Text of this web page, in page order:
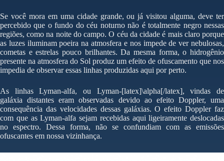
Se você mora em uma cidade grande, ou já visitou alguma, deve ter
percebido que o fundo do céu noturno não é totalmente negro nessas
regiões, como na noite do campo. O céu da cidade é mais claro porque
as luzes iluminam poeira na atmosfera e nos impede de ver nebulosas,
cometas e estrelas pouco brilhantes. Da mesma forma, o hidrogênio
presente na atmosfera do Sol produz um efeito de ofuscamento que nos
impedia de observar essas linhas produzidas aqui por perto.
As linhas Lyman-alfa, ou Lyman-[latex]\alpha[/latex], vindas de
galáxia distantes eram observadas devido ao efeito Doppler, uma
consequência das velocidades dessas galáxias. O efeito Doppler faz
com que as Lyman-alfa sejam recebidas aqui ligeiramente deslocadas
no espectro. Dessa forma, não se confundiam com as emissões
ofuscantes em nossa vizinhança.